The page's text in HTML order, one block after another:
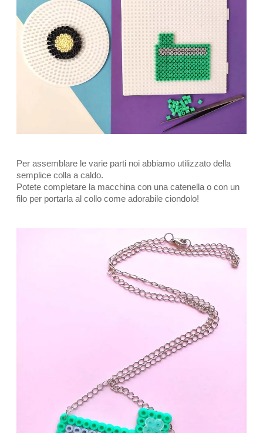
Per assemblare le varie parti noi abbiamo utilizzato della
semplice colla a caldo.
Potete completare la macchina con una catenella o con un
filo per portarla al collo come adorabile ciondolo!